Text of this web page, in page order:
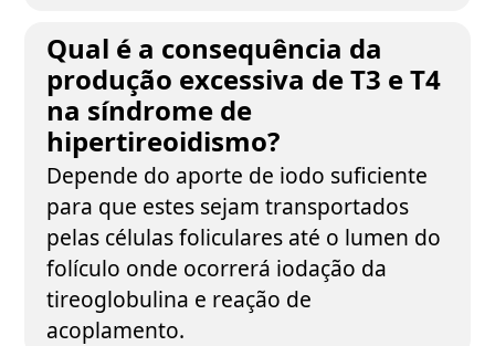
Qual é a consequência da
produção excessiva de T3 e T4
na síndrome de
hipertireoidismo?
Depende do aporte de iodo suficiente
para que estes sejam transportados
pelas células foliculares até o lumen do
folículo onde ocorrerá iodação da
tireoglobulina e reação de
acoplamento.